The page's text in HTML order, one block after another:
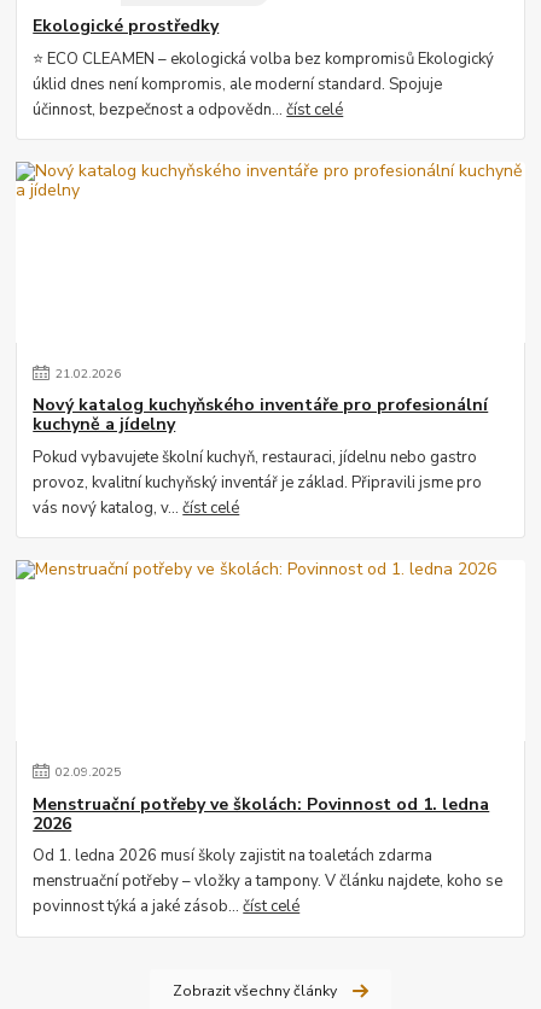
Ekologické prostředky
⭐ ECO CLEAMEN – ekologická volba bez kompromisů Ekologický
úklid dnes není kompromis, ale moderní standard. Spojuje
účinnost, bezpečnost a odpovědn...číst celé
21.02.2026
Nový katalog kuchyňského inventáře pro profesionální
kuchyně a jídelny
Pokud vybavujete školní kuchyň, restauraci, jídelnu nebo gastro
provoz, kvalitní kuchyňský inventář je základ. Připravili jsme pro
vás nový katalog, v...číst celé
02.09.2025
Menstruační potřeby ve školách: Povinnost od 1. ledna
2026
Od 1. ledna 2026 musí školy zajistit na toaletách zdarma
menstruační potřeby – vložky a tampony. V článku najdete, koho se
povinnost týká a jaké zásob...číst celé
Zobrazit všechny články